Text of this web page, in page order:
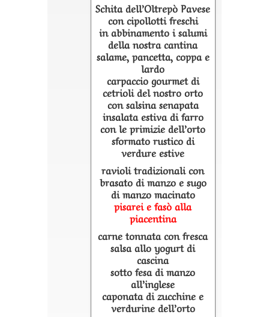
Schita dell’Oltrepò Pavese
con cipollotti freschi
in abbinamento i salumi
della nostra cantina
salame, pancetta, coppa e
lardo
carpaccio gourmet di
cetrioli del nostro orto
con salsina senapata
insalata estiva di farro
con le primizie dell’orto
sformato rustico di
verdure estive
ravioli tradizionali con
brasato di manzo e sugo
di manzo macinato
pisarei e fasò alla
piacentina
carne tonnata con fresca
salsa allo yogurt di
cascina
sotto fesa di manzo
all’inglese
caponata di zucchine e
verdurine dell’orto